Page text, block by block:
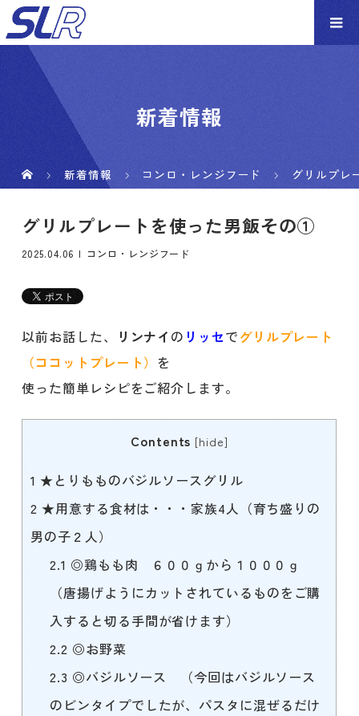
新着情報
新着情報 コンロ・レンジフード グリルプレ
グリルプレートを使った男飯その①
2025.04.06 コンロ・レンジフード
以前お話した、 リンナイ の リッセでグリルプレート
（ココットプレート） を
使った簡単レシピをご紹介します。
Contents [hide]
1 ★とりもものバジルソースグリル
2 ★用意する食材は・・・家族4人（育ち盛りの
男の子２人）
2.1 ◎鶏もも肉 ６００ｇから１０００ｇ
（唐揚げようにカットされているものをご購
入すると切る手間が省けます）
2.2 ◎お野菜
2.3 ◎バジルソース （今回はバジルソース
のビンタイプでしたが、パスタに混ぜるだけ